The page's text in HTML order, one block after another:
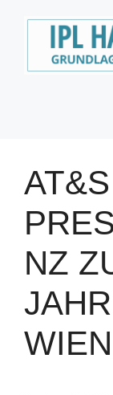
NZ